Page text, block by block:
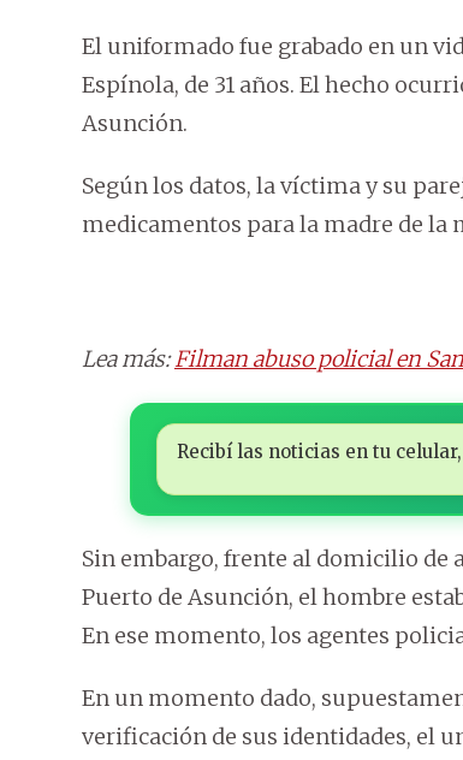
El uniformado fue grabado en un
Espínola, de 31 años. El hecho
Asunción.
Según los datos, la víctima y su
medicamentos para la madre de la
Lea más:Filman abuso policial en
Recibí las noticias en tu
Sin embargo, frente al domicilio de
Puerto de Asunción, el hombre
En ese momento, los agentes
En un momento dado,
verificación de sus identidades, el